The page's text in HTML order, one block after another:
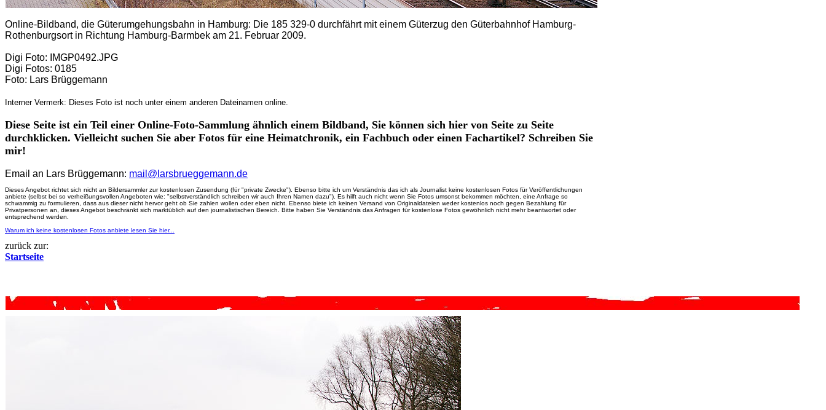
Online-Bildband, die Güterumgehungsbahn in Hamburg: Die 185 329-0 durchfährt mit einem Güterzug den Güterbahnhof Hamburg-
Rothenburgsort in Richtung Hamburg-Barmbek am 21. Februar 2009.
Digi Foto: IMGP0492.JPG
Digi Fotos: 0185
Foto: Lars Brüggemann
Interner Vermerk: Dieses Foto ist noch unter einem anderen Dateinamen online.
Diese Seite ist ein Teil einer Online-Foto-Sammlung ähnlich einem Bildband, Sie können sich hier von Seite zu Seite
durchklicken. Vielleicht suchen Sie aber Fotos für eine Heimatchronik, ein Fachbuch oder einen Fachartikel? Schreiben Sie
mir!
Email an Lars Brüggemann: mail@larsbrueggemann.de
Dieses Angebot richtet sich nicht an Bildersammler zur kostenlosen Zusendung (für "private Zwecke"). Ebenso bitte ich um Verständnis das ich als Journalist keine kostenlosen Fotos für Veröffentlichungen
anbiete (selbst bei so verheißungsvollen Angeboten wie: "selbstverständlich schreiben wir auch Ihren Namen dazu"). Es hilft auch nicht wenn Sie Fotos umsonst bekommen möchten, eine Anfrage so
schwammig zu formulieren, dass aus dieser nicht hervor geht ob Sie zahlen wollen oder eben nicht. Ebenso biete ich keinen Versand von Originaldateien weder kostenlos noch gegen Bezahlung für
Privatpersonen an, dieses Angebot beschränkt sich marktüblich auf den journalistischen Bereich. Bitte haben Sie Verständnis das Anfragen für kostenlose Fotos gewöhnlich nicht mehr beantwortet oder
entsprechend werden.
Warum ich keine kostenlosen Fotos anbiete lesen Sie hier...
zurück zur:
Startseite